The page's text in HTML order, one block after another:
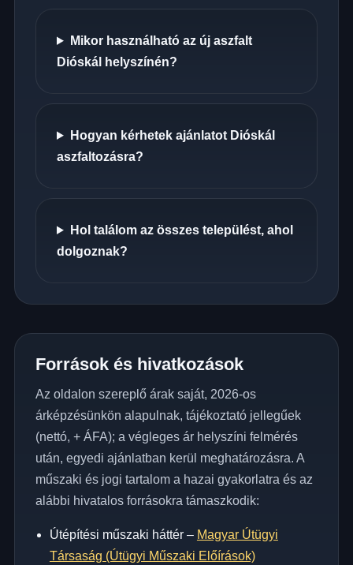
Mikor használható az új aszfalt
Dióskál helyszínén?
Hogyan kérhetek ajánlatot Dióskál
aszfaltozásra?
Hol találom az összes települést, ahol
dolgoznak?
Források és hivatkozások
Az oldalon szereplő árak saját, 2026-os
árképzésünkön alapulnak, tájékoztató jellegűek
(nettó, + ÁFA); a végleges ár helyszíni felmérés
után, egyedi ajánlatban kerül meghatározásra. A
műszaki és jogi tartalom a hazai gyakorlatra és az
alábbi hivatalos forrásokra támaszkodik:
Útépítési műszaki háttér – Magyar Útügyi
Társaság (Útügyi Műszaki Előírások)